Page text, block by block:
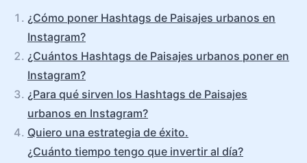
¿Cómo poner Hashtags de Paisajes urbanos en
Instagram?
¿Cuántos Hashtags de Paisajes urbanos poner en
Instagram?
¿Para qué sirven los Hashtags de Paisajes
urbanos en Instagram?
Quiero una estrategia de éxito.
¿Cuánto tiempo tengo que invertir al día?